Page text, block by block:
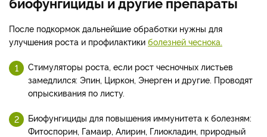
После подкормок дальнейшие обработки нужны для
улучшения роста и профилактики болезней чеснока.
Стимуляторы роста, если рост чесночных листьев
замедлился: Эпин, Циркон, Энерген и другие. Проводят
опрыскивания по листу.
Биофунгициды для повышения иммунитета к болезням:
Фитоспорин, Гамаир, Алирин, Глиокладин, природный